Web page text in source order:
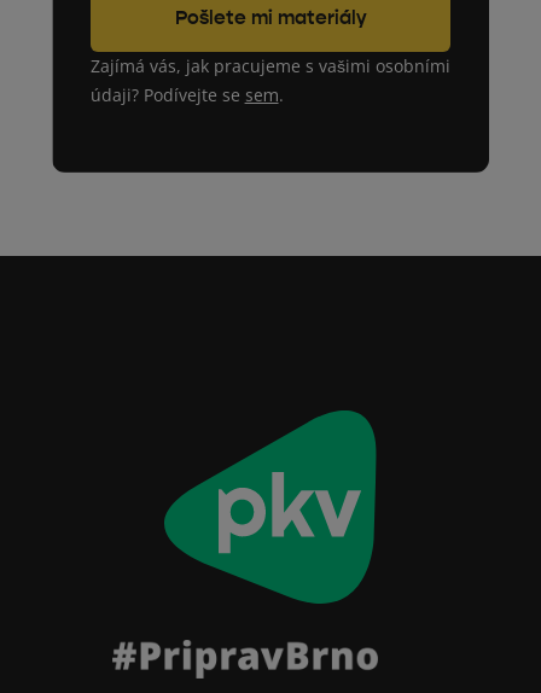
Zajímá vás, jak pracujeme s vašimi osobními
údaji? Podívejte se sem.